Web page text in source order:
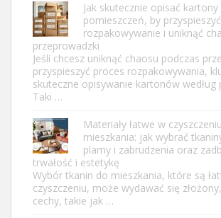
Jak skutecznie opisać kartony
pomieszczeń, by przyspieszyć
rozpakowywanie i uniknąć
przeprowadzki
Jeśli chcesz uniknąć chaosu podczas
przyspieszyć proces rozpakowywania,
skuteczne opisywanie kartonów według
Taki …
Materiały łatwe w
mieszkania: jak wybrać
plamy i zabrudzenia oraz
trwałość i estetykę
Wybór tkanin do mieszkania, które są
czyszczeniu, może wydawać się
cechy, takie jak …